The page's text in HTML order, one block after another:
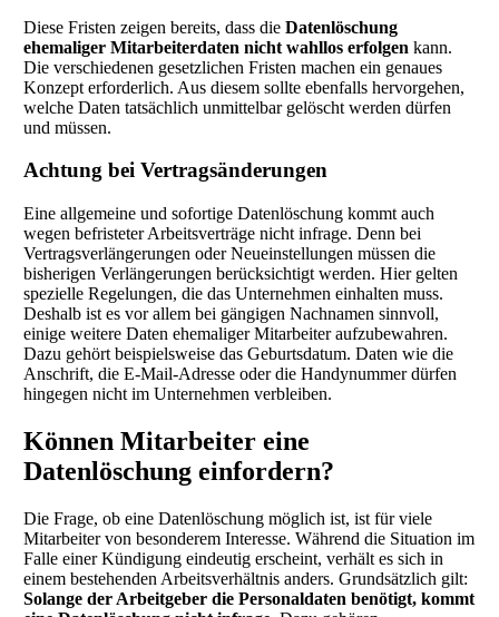
Diese Fristen zeigen bereits, dass dieDatenlöschung
ehemaliger Mitarbeiterdaten nicht wahllos erfolgen kann.
Die verschiedenen gesetzlichen Fristen machen ein genaues
Konzept erforderlich. Aus diesem sollte ebenfalls hervorgehen,
welche Daten tatsächlich unmittelbar gelöscht werden dürfen
und müssen.
Achtung bei Vertragsänderungen
Eine allgemeine und sofortige Datenlöschung kommt auch
wegen befristeter Arbeitsverträge nicht infrage. Denn bei
Vertragsverlängerungen oder Neueinstellungen müssen die
bisherigen Verlängerungen berücksichtigt werden. Hier gelten
spezielle Regelungen, die das Unternehmen einhalten muss.
Deshalb ist es vor allem bei gängigen Nachnamen sinnvoll,
einige weitere Daten ehemaliger Mitarbeiter aufzubewahren.
Dazu gehört beispielsweise das Geburtsdatum. Daten wie die
Anschrift, die E-Mail-Adresse oder die Handynummer dürfen
hingegen nicht im Unternehmen verbleiben.
Können Mitarbeiter eine
Datenlöschung einfordern?
Die Frage, ob eine Datenlöschung möglich ist, ist für viele
Mitarbeiter von besonderem Interesse. Während die Situation im
Falle einer Kündigung eindeutig erscheint, verhält es sich in
einem bestehenden Arbeitsverhältnis anders. Grundsätzlich gilt:
Solange der Arbeitgeber die Personaldaten benötigt, kommt